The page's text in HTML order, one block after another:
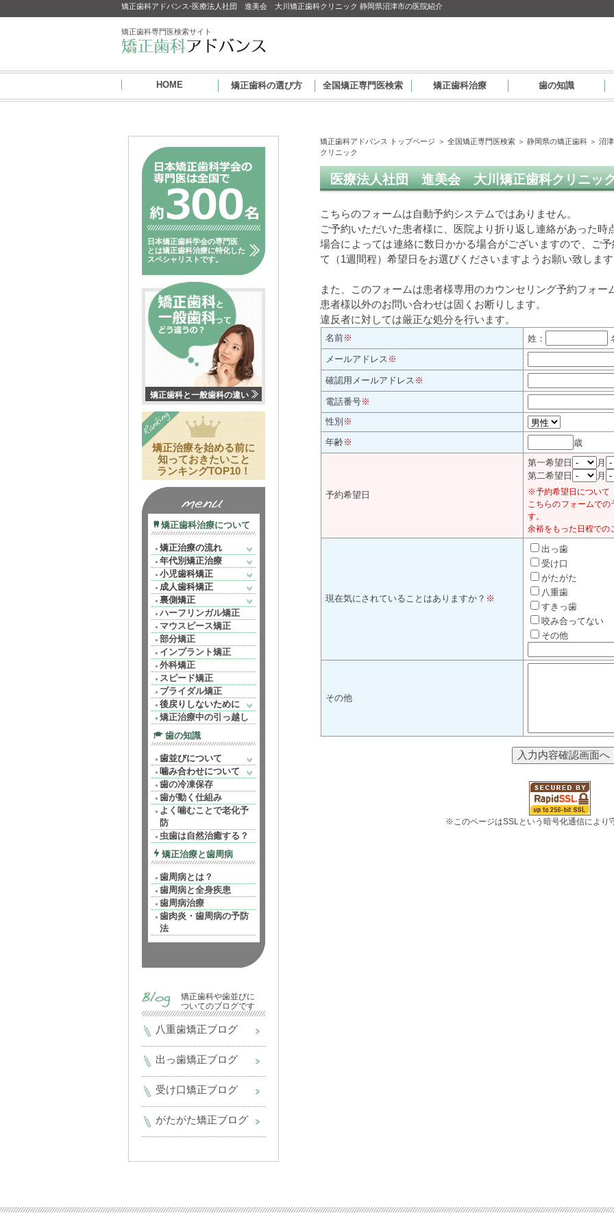
矯正歯科アドバンス-医療法人社団 進美会 大川矯正歯科クリニック 静岡県沼津市の医院紹介
矯正歯科専門医検索サイト
HOME 矯正歯科の選び方 全国矯正専門医検索 矯正歯科治療 歯の知識
日本矯正歯科学会の専門医
とは矯正歯科治療に特化した
スペシャリストです。
矯正歯科と一般歯科の違い
矯正治療を始める前に
知っておきたいこと
ランキングTOP10！
矯正歯科治療について
矯正治療の流れ
年代別矯正治療
小児歯科矯正
成人歯科矯正
裏側矯正
ハーフリンガル矯正
マウスピース矯正
部分矯正
インプラント矯正
外科矯正
スピード矯正
ブライダル矯正
後戻りしないために
矯正治療中の引っ越し
歯の知識
歯並びについて
噛み合わせについて
歯の冷凍保存
歯が動く仕組み
よく噛むことで老化予
防
虫歯は自然治癒する？
矯正治療と歯周病
歯周病とは？
歯周病と全身疾患
歯周病治療
歯肉炎・歯周病の予防
法
矯正歯科や歯並びに
ついてのブログです
八重歯矯正ブログ
出っ歯矯正ブログ
受け口矯正ブログ
がたがた矯正ブログ
矯正歯科アドバンス トップページ ＞ 全国矯正専門医検索＞ 静岡県の矯正歯科 ＞沼
クリニック
医療法人社団 進美会 大川矯正歯科クリニッ
こちらのフォームは自動予約システムではありません。
ご予約いただいた患者様に、医院より折り返し連絡があった時
場合によっては連絡に数日かかる場合がございますので、ご
て（1週間程）希望日をお選びくださいますようお願い致します
また、このフォームは患者様専用のカウンセリング予約フォー
患者様以外のお問い合わせは固くお断りします。
違反者に対しては厳正な処分を行います。
名前※ 姓：
メールアドレス ※
確認用メールアドレス ※
電話番号※
性別 ※
年齢※ 歳
予約希望日
第一希望日 月
第二希望日
月
※予約希望日について
こちらのフォームで
す。
余裕をもった日程での
現在気にされていることはありますか？ ※
出っ歯
受け口
がたがた
八重歯
すきっ歯
咬み合ってない
その他
その他
※このページはSSLという暗号化通信により